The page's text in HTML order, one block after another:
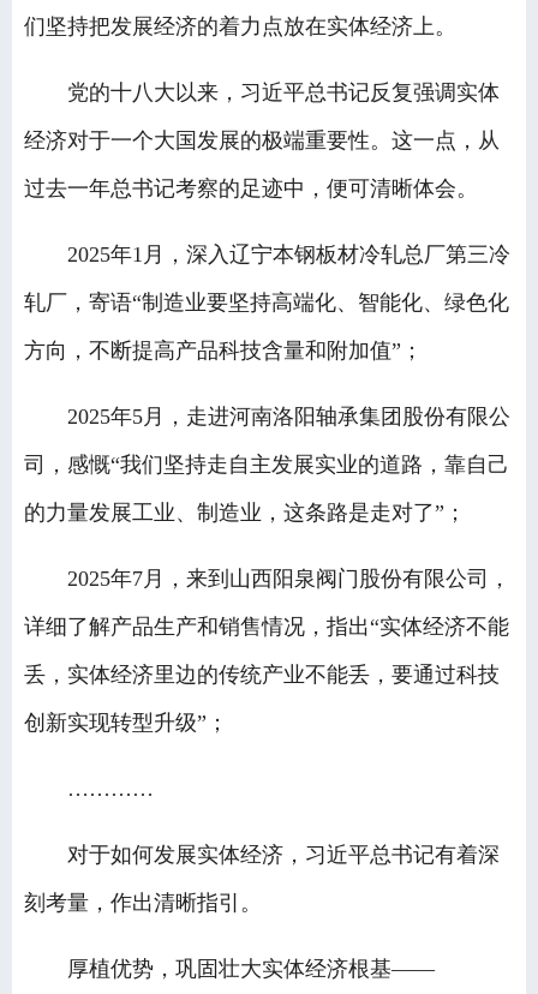
们坚持把发展经济的着力点放在实体经济上。
党的十八大以来，习近平总书记反复强调实体
经济对于一个大国发展的极端重要性。这一点，从
过去一年总书记考察的足迹中，便可清晰体会。
2025年1月，深入辽宁本钢板材冷轧总厂第三冷
轧厂，寄语“制造业要坚持高端化、智能化、绿色化
方向，不断提高产品科技含量和附加值”；
2025年5月，走进河南洛阳轴承集团股份有限公
司，感慨“我们坚持走自主发展实业的道路，靠自己
的力量发展工业、制造业，这条路是走对了”；
2025年7月，来到山西阳泉阀门股份有限公司，
详细了解产品生产和销售情况，指出“实体经济不能
丢，实体经济里边的传统产业不能丢，要通过科技
创新实现转型升级”；
…………
对于如何发展实体经济，习近平总书记有着深
刻考量，作出清晰指引。
厚植优势，巩固壮大实体经济根基——